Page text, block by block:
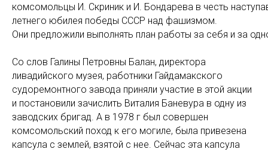
комсомольцы И. Скриник и И. Бондарева в честь
летнего юбилея победы СССР над фашизмом.
Они предложили выполнять план работы за себя и за
Со слов Галины Петровны Балан, директора
ливадийского музея, работники Гайдамакского
судоремонтного завода приняли участие в этой акции
и постановили зачислить Виталия Баневура в одну из
заводских бригад. А в 1978 г был совершен
комсомольский поход к его могиле, была привезена
капсула с землей, взятой с нее. Сейчас эта капсула